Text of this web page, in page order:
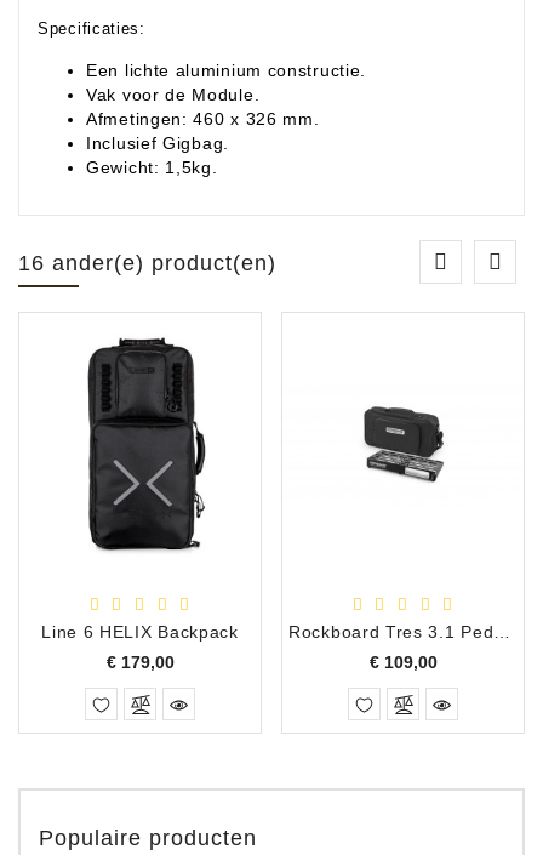
Specificaties:
Een lichte aluminium constructie.
Vak voor de Module.
Afmetingen: 460 x 326 mm.
Inclusief Gigbag.
Gewicht: 1,5kg.
16 ander(e) product(en)
Line 6 HELIX Backpack
€ 179,00Prijs
€ 109,00Prijs
Populaire producten